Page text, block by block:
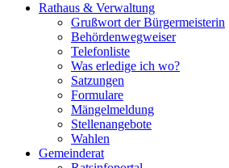
Rathaus & Verwaltung
Grußwort der Bürgermeisterin
Behördenwegweiser
Telefonliste
Was erledige ich wo?
Satzungen
Formulare
Mängelmeldung
Stellenangebote
Wahlen
Gemeinderat